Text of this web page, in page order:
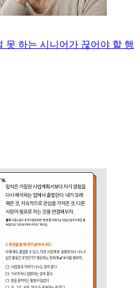
못 하는 시니어가 끊어야 할 행